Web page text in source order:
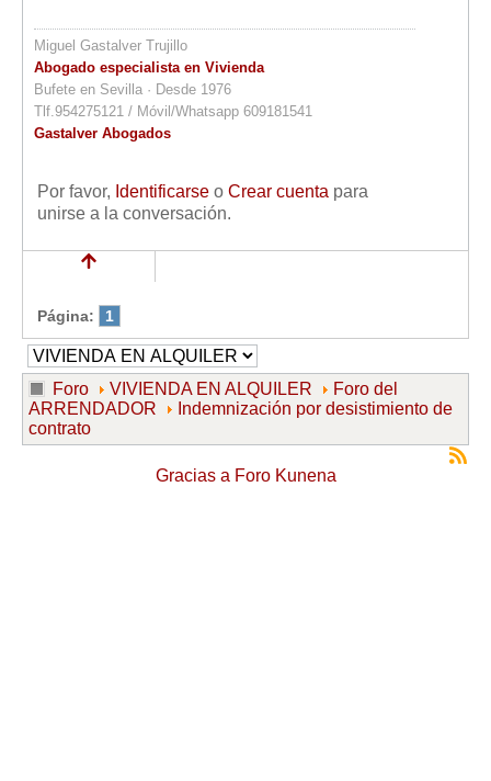
Miguel Gastalver Trujillo
Abogado especialista en Vivienda
Bufete en Sevilla · Desde 1976
Tlf.954275121 / Móvil/Whatsapp 609181541
Gastalver Abogados
Por favor, Identificarse o Crear cuenta para
unirse a la conversación.
Página: 1
Foro VIVIENDA EN ALQUILER
Foro del
ARRENDADOR
Indemnización por desistimiento de
contrato
Gracias a Foro Kunena